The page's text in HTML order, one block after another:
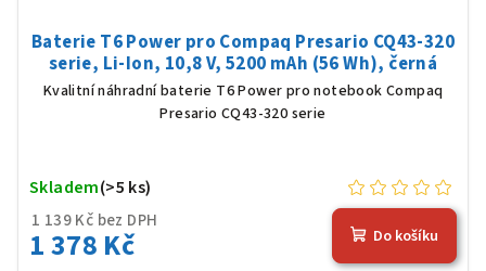
Baterie T6 Power pro Compaq Presario CQ43-320
serie, Li-Ion, 10,8 V, 5200 mAh (56 Wh), černá
Kvalitní náhradní baterie T6 Power pro notebook Compaq
Presario CQ43-320 serie
1 139 Kč bez DPH
1 378 Kč
Skladem(>5 ks)
Do košíku